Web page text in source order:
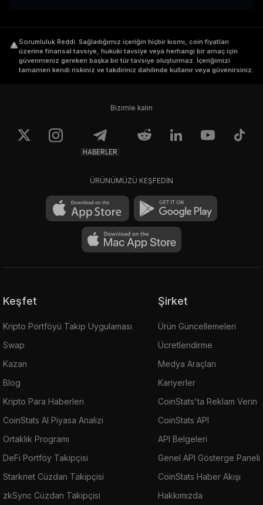
Sorumluluk Reddi. Sağladığımız içeriğin hiçbir kısmı, coin fiyatları
üzerine finansal tavsiye, hukuki tavsiye veya herhangi bir amaç için
güvenmeniz gereken başka bir tür tavsiye oluşturmaz. İçeriğimizi
tamamen kendi riskiniz ve takdiriniz dahilinde kullanır veya güvenirsiniz.
Bizimle kalın
HABERLER
ÜRÜNÜMÜZÜ KEŞFEDİN
Keşfet
Kripto Portföyü Takip Uygulaması
Swap
Kazan
Blog
Kripto Para Haberleri
CoinStats AI Piyasa Analizi
Ortaklık Programı
DeFi Portföy Takipçisi
Starknet Cüzdan Takipçisi
zkSync Cüzdan Takipçisi
Şirket
Ürün Güncellemeleri
Ücretlendirme
Medya Araçları
Kariyerler
CoinStats'ta Reklam Verin
CoinStats API
API Belgeleri
Genel API Gösterge Paneli
CoinStats Haber Akışı
Hakkımızda